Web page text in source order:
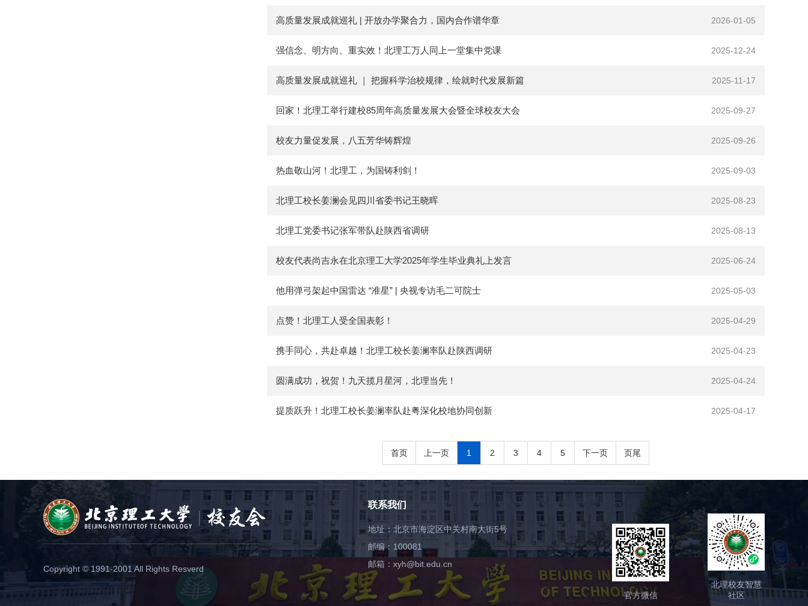
2026-01-05
高质量发展成就巡礼 | 开放办学聚合力，国内合作谱华章
2025-12-24
强信念、明方向、重实效！北理工万人同上一堂集中党课
2025-11-17
高质量发展成就巡礼 ｜ 把握科学治校规律，绘就时代发展新篇
2025-09-27
回家！北理工举行建校85周年高质量发展大会暨全球校友大会
2025-09-26
校友力量促发展，八五芳华铸辉煌
2025-09-03
热血敬山河！北理工，为国铸利剑！
2025-08-23
北理工校长姜澜会见四川省委书记王晓晖
2025-08-13
北理工党委书记张军带队赴陕西省调研
2025-06-24
校友代表尚吉永在北京理工大学2025年学生毕业典礼上发言
2025-05-03
他用弹弓架起中国雷达 “准星” | 央视专访毛二可院士
2025-04-29
点赞！北理工人受全国表彰！
2025-04-23
携手同心，共赴卓越！北理工校长姜澜率队赴陕西调研
2025-04-24
圆满成功，祝贺！九天揽月星河，北理当先！
2025-04-17
提质跃升！北理工校长姜澜率队赴粤深化校地协同创新
首页 上一页 1 2 3 4 5 下一页 页尾
联系我们
地址：北京市海淀区中关村南大街5号
邮编：100081
邮箱：xyh@bit.edu.cn
官方微信
北理校友智慧
社区
Copyright © 1991-2001 All Rights Resverd